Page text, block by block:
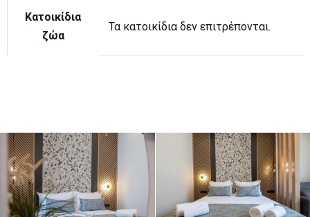
Κατοικίδια
ζώα
Τα κατοικίδια δεν επιτρέπονται.